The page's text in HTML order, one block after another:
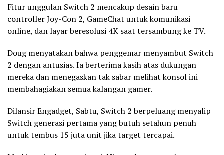
Fitur unggulan Switch 2 mencakup desain baru
controller Joy-Con 2, GameChat untuk komunikasi
online, dan layar beresolusi 4K saat tersambung ke TV.
Doug menyatakan bahwa penggemar menyambut Switch
2 dengan antusias. Ia berterima kasih atas dukungan
mereka dan menegaskan tak sabar melihat konsol ini
membahagiakan semua kalangan gamer.
Dilansir Engadget, Sabtu, Switch 2 berpeluang menyalip
Switch generasi pertama yang butuh setahun penuh
untuk tembus 15 juta unit jika target tercapai.